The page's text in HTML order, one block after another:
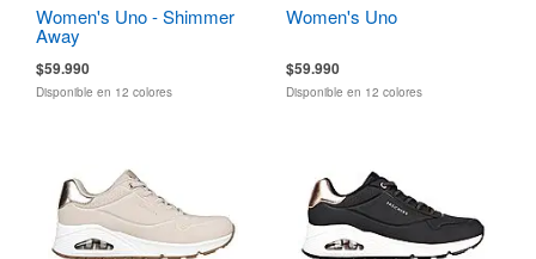
Women's Uno - Shimmer
Away
$59.990
Disponible en 12 colores
Women's Uno
$59.990
Disponible en 12 colores